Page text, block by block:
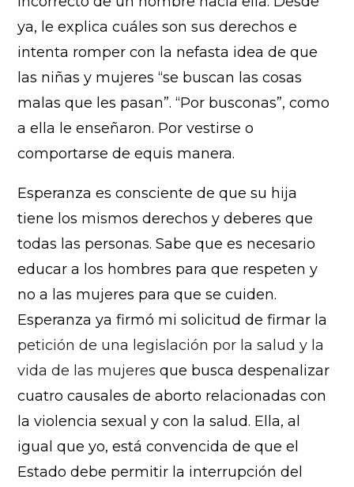
ya, le explica cuáles son sus derechos e
intenta romper con la nefasta idea de que
las niñas y mujeres “se buscan las cosas
malas que les pasan”. “Por busconas”, como
a ella le enseñaron. Por vestirse o
comportarse de equis manera.
Esperanza es consciente de que su hija
tiene los mismos derechos y deberes que
todas las personas. Sabe que es necesario
educar a los hombres para que respeten y
no a las mujeres para que se cuiden.
Esperanza ya firmó mi solicitud de firmar la
petición de una legislación por la salud y la
vida de las mujeres que busca despenalizar
cuatro causales de aborto relacionadas con
la violencia sexual y con la salud. Ella, al
igual que yo, está convencida de que el
Estado debe permitir la interrupción del